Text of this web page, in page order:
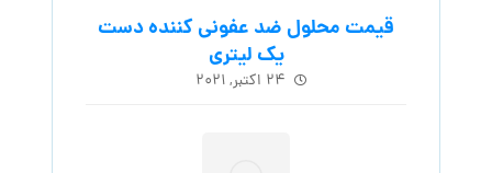
قیمت محلول ضد عفونی کننده دست
یک لیتری
۲۴ اکتبر, ۲۰۲۱